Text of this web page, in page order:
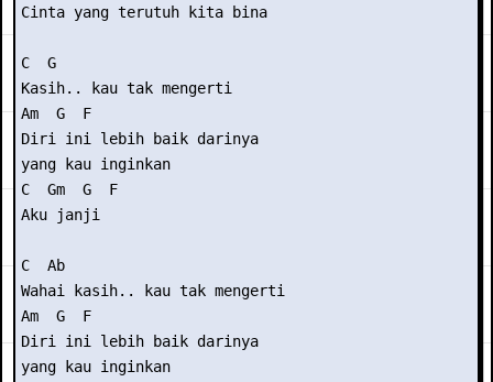
Cinta yang terutuh kita bina
C  G
Kasih.. kau tak mengerti
Am  G  F
Diri ini lebih baik darinya
yang kau inginkan
C  Gm  G  F
Aku janji
C  Ab
Wahai kasih.. kau tak mengerti
Am  G  F
Diri ini lebih baik darinya
yang kau inginkan